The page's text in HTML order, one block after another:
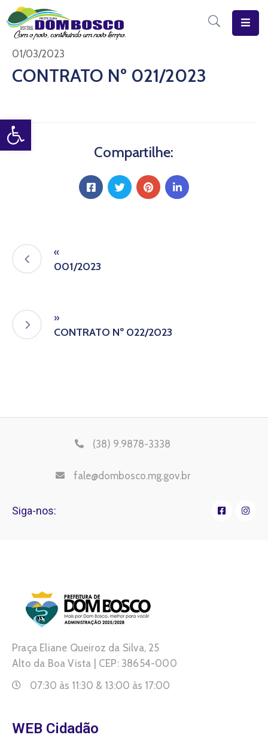
Open toolbar
Início
O
Estrutura
Diário
01/03/2023
CONTRATO Nº 021/2023
Compartilhe:
«
001/2023
»
CONTRATO Nº 022/2023
(38) 9.9878-3338
fale@dombosco.mg.gov.br
Siga-nos:
Praça Eliane Queiroz da Silva, 25
Alto da Boa Vista | CEP: 38654-000
07:30 às 11:30 & 13:00 às 17:00
WEB Cidadão